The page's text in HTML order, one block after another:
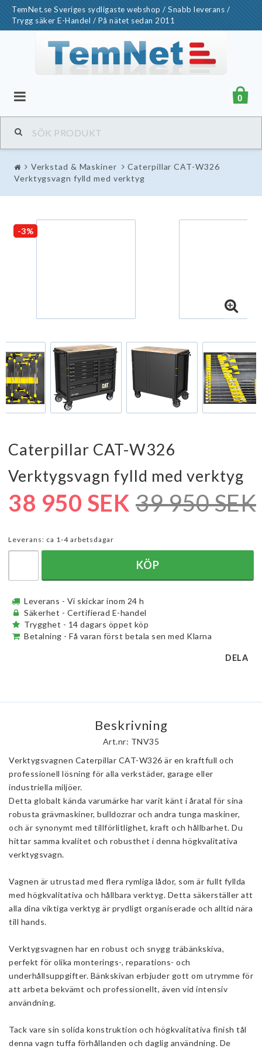
TemNet.se Sveriges sydligaste webshop / Snabb leverans /
Trygg säker E-Handel / På nätet sedan 2011
0
Verkstad & Maskiner
Caterpillar CAT-W326
Verktygsvagn fylld med verktyg
-3%
Caterpillar CAT-W326
Verktygsvagn fylld med verktyg
39 950 SEK
38 950 SEK
Leverans: ca 1-4 arbetsdagar
KÖP
Leverans - Vi skickar inom 24 h
Säkerhet - Certifierad E-handel
Trygghet - 14 dagars öppet köp
Betalning - Få varan först betala sen med Klarna
DELA
Beskrivning
Art.nr: TNV35
Verktygsvagnen Caterpillar CAT-W326 är en kraftfull och
professionell lösning för alla verkstäder, garage eller
industriella miljöer.
Detta globalt kända varumärke har varit känt i åratal för sina
robusta grävmaskiner, bulldozrar och andra tunga maskiner,
och är synonymt med tillförlitlighet, kraft och hållbarhet. Du
hittar samma kvalitet och robusthet i denna högkvalitativa
verktygsvagn.
Vagnen är utrustad med flera rymliga lådor, som är fullt fyllda
med högkvalitativa och hållbara verktyg. Detta säkerställer att
alla dina viktiga verktyg är prydligt organiserade och alltid nära
till hands.
Verktygsvagnen har en robust och snygg träbänkskiva,
perfekt för olika monterings-, reparations- och
underhållsuppgifter. Bänkskivan erbjuder gott om utrymme för
att arbeta bekvämt och professionellt, även vid intensiv
användning.
Tack vare sin solida konstruktion och högkvalitativa finish tål
denna vagn tuffa förhållanden och daglig användning. De